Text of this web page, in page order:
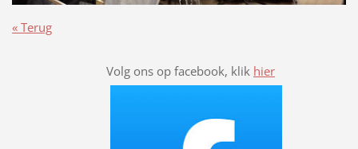
« Terug
Volg ons op facebook, klik hier